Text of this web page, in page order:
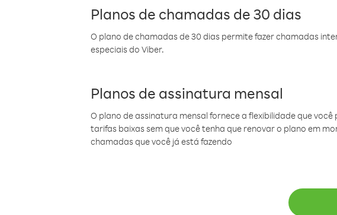
Planos de chamadas de 30 dias
O plano de chamadas de 30 dias permite fazer chamadas
especiais do Viber.
Planos de assinatura mensal
O plano de assinatura mensal fornece a flexibilidade que
tarifas baixas sem que você tenha que renovar o plano em
chamadas que você já está fazendo